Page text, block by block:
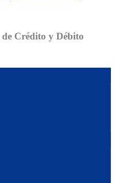
de Crédito y Débito